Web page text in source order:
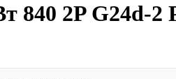
840 2P G24d-2